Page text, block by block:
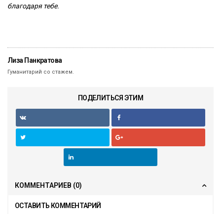
благодаря тебе.
Лиза Панкратова
Гуманитарий со стажем.
ПОДЕЛИТЬСЯ ЭТИМ
КОММЕНТАРИЕВ (0)
ОСТАВИТЬ КОММЕНТАРИЙ